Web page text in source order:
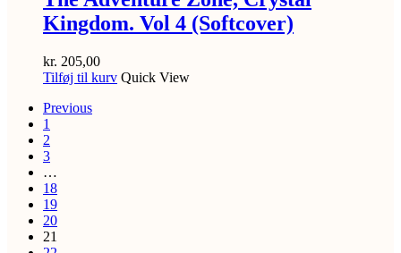
Kingdom. Vol 4 (Softcover)
kr. 205,00
Tilføj til kurv Quick View
Previous
1
2
3
…
18
19
20
21